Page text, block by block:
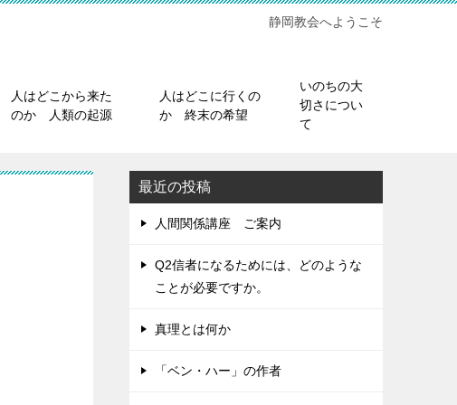
静岡教会へようこそ
人はどこから来た
のか 人類の起源
人はどこに行くの
か 終末の希望
いのちの大
切さについ
て
最近の投稿
人間関係講座 ご案内
Q2信者になるためには、どのような
ことが必要ですか。
真理とは何か
「ベン・ハー」の作者